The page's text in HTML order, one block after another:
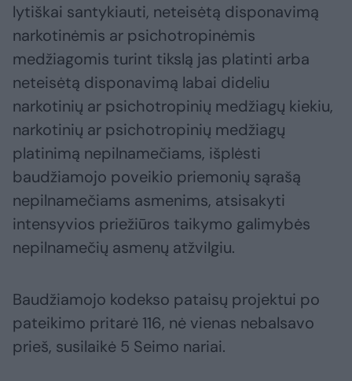
lytiškai santykiauti, neteisėtą disponavimą
narkotinėmis ar psichotropinėmis
medžiagomis turint tikslą jas platinti arba
neteisėtą disponavimą labai dideliu
narkotinių ar psichotropinių medžiagų kiekiu,
narkotinių ar psichotropinių medžiagų
platinimą nepilnamečiams, išplėsti
baudžiamojo poveikio priemonių sąrašą
nepilnamečiams asmenims, atsisakyti
intensyvios priežiūros taikymo galimybės
nepilnamečių asmenų atžvilgiu.
Baudžiamojo kodekso pataisų projektui po
pateikimo pritarė 116, nė vienas nebalsavo
prieš, susilaikė 5 Seimo nariai.